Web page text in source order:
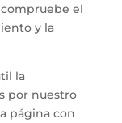
el
y la
la
por nuestro
página con